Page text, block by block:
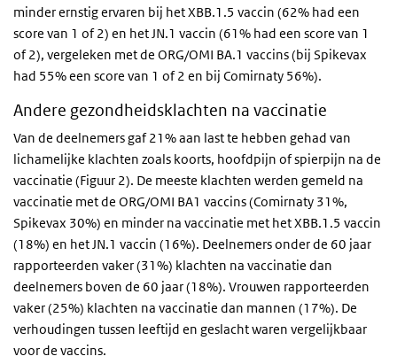
minder ernstig ervaren bij het XBB.1.5 vaccin (62% had een
score van 1 of 2) en het JN.1 vaccin (61% had een score van 1
of 2), vergeleken met de ORG/OMI BA.1 vaccins (bij Spikevax
had 55% een score van 1 of 2 en bij Comirnaty 56%).
Andere gezondheidsklachten na vaccinatie
Van de deelnemers gaf 21% aan last te hebben gehad van
lichamelijke klachten zoals koorts, hoofdpijn of spierpijn na de
vaccinatie (Figuur 2). De meeste klachten werden gemeld na
vaccinatie met de ORG/OMI BA1 vaccins (Comirnaty 31%,
Spikevax 30%) en minder na vaccinatie met het XBB.1.5 vaccin
(18%) en het JN.1 vaccin (16%). Deelnemers onder de 60 jaar
rapporteerden vaker (31%) klachten na vaccinatie dan
deelnemers boven de 60 jaar (18%). Vrouwen rapporteerden
vaker (25%) klachten na vaccinatie dan mannen (17%). De
verhoudingen tussen leeftijd en geslacht waren vergelijkbaar
voor de vaccins.